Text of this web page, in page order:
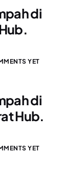
di
YET
di
Hub.
YET